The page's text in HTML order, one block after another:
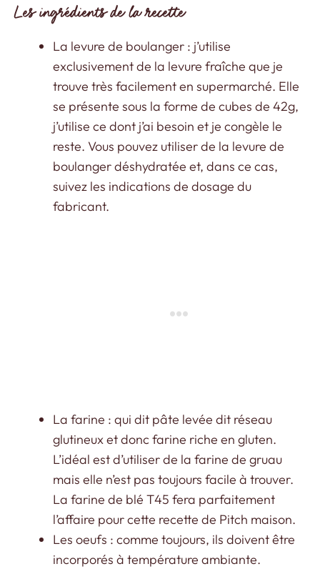
Les ingrédients de la recette
La levure de boulanger : j’utilise
exclusivement de la levure fraîche que je
trouve très facilement en supermarché. Elle
se présente sous la forme de cubes de 42g,
j’utilise ce dont j’ai besoin et je congèle le
reste. Vous pouvez utiliser de la levure de
boulanger déshydratée et, dans ce cas,
suivez les indications de dosage du
fabricant.
La farine : qui dit pâte levée dit réseau
glutineux et donc farine riche en gluten.
L’idéal est d’utiliser de la farine de gruau
mais elle n’est pas toujours facile à trouver.
La farine de blé T45 fera parfaitement
l’affaire pour cette recette de Pitch maison.
Les oeufs : comme toujours, ils doivent être
incorporés à température ambiante.